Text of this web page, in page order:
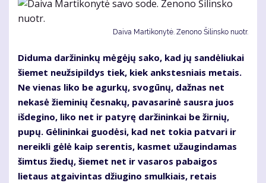
Daiva Martikonytė. Zenono Šilinsko nuotr.
Diduma daržininkų mėgėjų sako, kad jų sandėliukai
šiemet neužsipildys tiek, kiek ankstesniais metais.
Ne vienas liko be agurkų, svogūnų, dažnas net
nekasė žieminių česnakų, pavasarinė sausra juos
išdegino, liko net ir patyrę daržininkai be žirnių,
pupų. Gėlininkai guodėsi, kad net tokia patvari ir
nereikli gėlė kaip serentis, kasmet užaugindamas
šimtus žiedų, šiemet net ir vasaros pabaigos
lietaus atgaivintas džiugino smulkiais, retais